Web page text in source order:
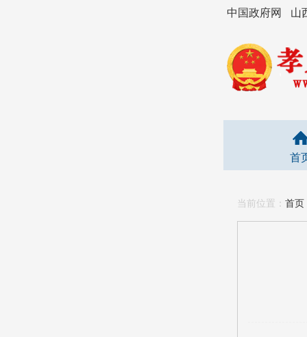
中国政府网 山
首
当前位置： 首页